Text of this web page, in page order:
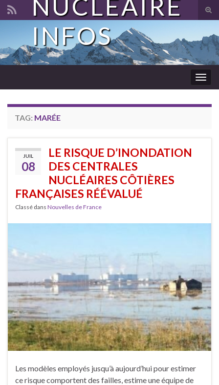
Search for:
NUCLÉAIRE
INFOS
TAG: MARÉE
JUIL
08
LE RISQUE D’INONDATION
DES CENTRALES
NUCLÉAIRES CÔTIÈRES
FRANÇAISES RÉÉVALUÉ
Classé dans Nouvelles de France
Les modèles employés jusqu’à aujourd’hui pour estimer
ce risque comportent des failles, estime une équipe de